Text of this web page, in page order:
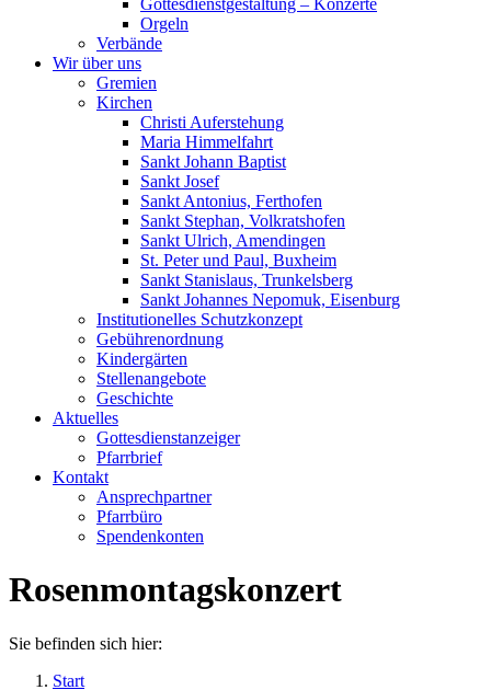
Gottesdienstgestaltung – Konzerte
Orgeln
Verbände
Wir über uns
Gremien
Kirchen
Christi Auferstehung
Maria Himmelfahrt
Sankt Johann Baptist
Sankt Josef
Sankt Antonius, Ferthofen
Sankt Stephan, Volkratshofen
Sankt Ulrich, Amendingen
St. Peter und Paul, Buxheim
Sankt Stanislaus, Trunkelsberg
Sankt Johannes Nepomuk, Eisenburg
Institutionelles Schutzkonzept
Gebührenordnung
Kindergärten
Stellenangebote
Geschichte
Aktuelles
Gottesdienstanzeiger
Pfarrbrief
Kontakt
Ansprechpartner
Pfarrbüro
Spendenkonten
Rosenmontagskonzert
Sie befinden sich hier:
Start